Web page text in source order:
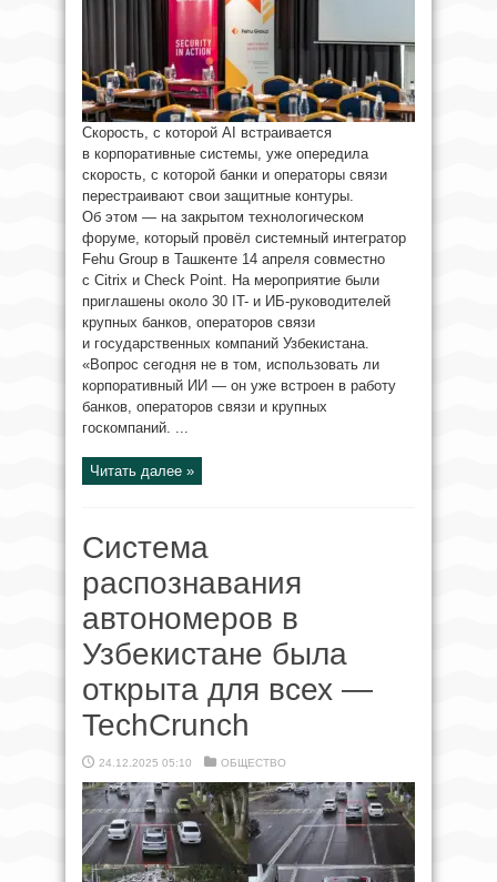
Скорость, с которой AI встраивается
в корпоративные системы, уже опередила
скорость, с которой банки и операторы связи
перестраивают свои защитные контуры.
Об этом — на закрытом технологическом
форуме, который провёл системный интегратор
Fehu Group в Ташкенте 14 апреля совместно
с Citrix и Check Point. На мероприятие были
приглашены около 30 IT- и ИБ-руководителей
крупных банков, операторов связи
и государственных компаний Узбекистана.
«Вопрос сегодня не в том, использовать ли
корпоративный ИИ — он уже встроен в работу
банков, операторов связи и крупных
госкомпаний. ...
Читать далее »
Система
распознавания
автономеров в
Узбекистане была
открыта для всех —
TechCrunch
24.12.2025 05:10 ОБЩЕСТВО